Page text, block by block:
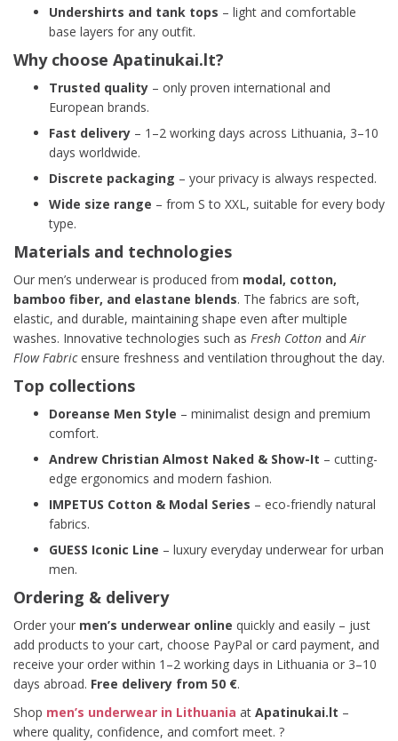
Undershirts and tank tops – light and comfortable
base layers for any outfit.
Why choose Apatinukai.lt?
Trusted quality – only proven international and
European brands.
Fast delivery – 1–2 working days across Lithuania, 3–10
days worldwide.
Discrete packaging – your privacy is always respected.
Wide size range – from S to XXL, suitable for every body
type.
Materials and technologies
Our men’s underwear is produced from modal, cotton,
bamboo fiber, and elastane blends. The fabrics are soft,
elastic, and durable, maintaining shape even after multiple
washes. Innovative technologies such as Fresh Cotton andAir
Flow Fabricensure freshness and ventilation throughout the day.
Top collections
Doreanse Men Style – minimalist design and premium
comfort.
Andrew Christian Almost Naked & Show-It – cutting-
edge ergonomics and modern fashion.
IMPETUS Cotton & Modal Series – eco-friendly natural
fabrics.
GUESS Iconic Line – luxury everyday underwear for urban
men.
Ordering & delivery
Order your men’s underwear online quickly and easily – just
add products to your cart, choose PayPal or card payment, and
receive your order within 1–2 working days in Lithuania or 3–10
days abroad. Free delivery from 50 €.
Shop men’s underwear in Lithuania at Apatinukai.lt –
where quality, confidence, and comfort meet. ?